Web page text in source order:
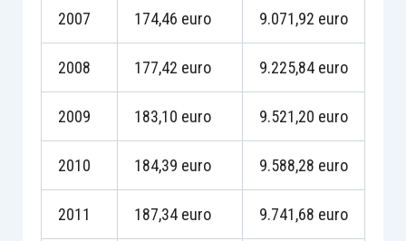
2007 174,46 euro 9.071,92 euro
2008 177,42 euro 9.225,84 euro
2009 183,10 euro 9.521,20 euro
2010 184,39 euro 9.588,28 euro
2011 187,34 euro 9.741,68 euro